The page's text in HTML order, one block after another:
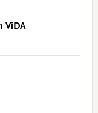
ViDA